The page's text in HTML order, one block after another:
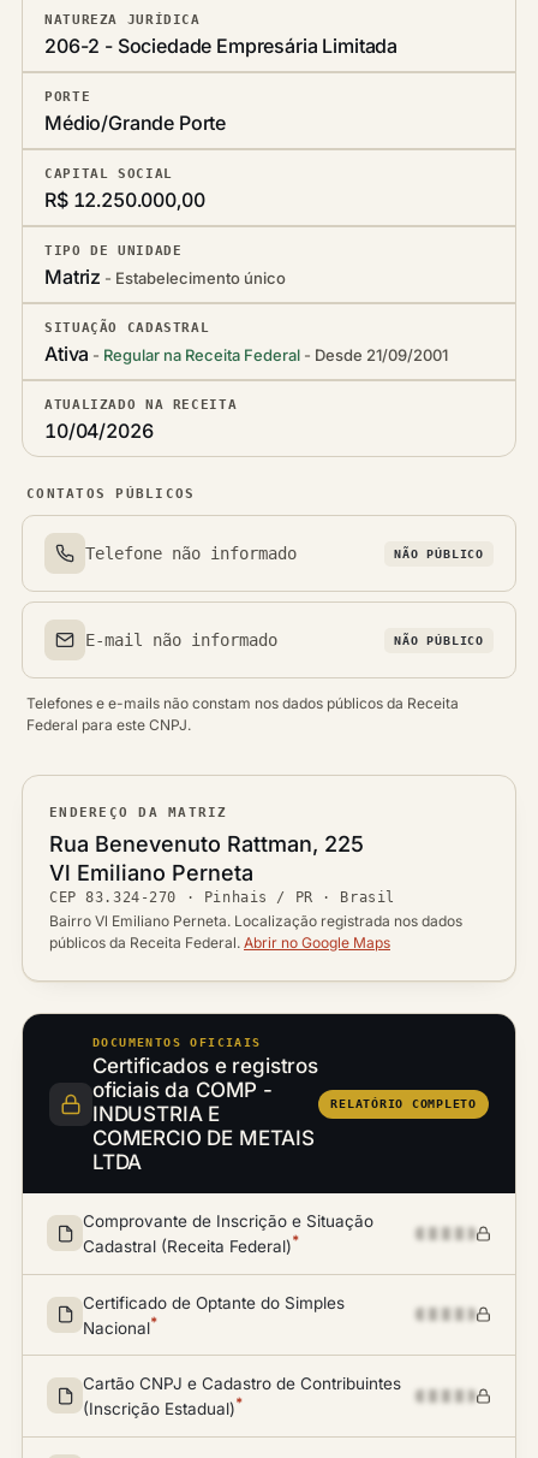
NATUREZA JURÍDICA
206-2 - Sociedade Empresária Limitada
PORTE
Médio/Grande Porte
CAPITAL SOCIAL
R$ 12.250.000,00
TIPO DE UNIDADE
Matriz Estabelecimento único
SITUAÇÃO CADASTRAL
Ativa Regular na Receita Federal Desde 21/09/2001
ATUALIZADO NA RECEITA
10/04/2026
CONTATOS PÚBLICOS
Telefone(s)
Telefone não informado NÃO PÚBLICO
Email(s)
E-mail não informado NÃO PÚBLICO
Telefones e e-mails não constam nos dados públicos da Receita
Federal para este CNPJ.
ENDEREÇO DA MATRIZ
Logradouro
Rua Benevenuto Rattman, 225
Bairro
Vl Emiliano Perneta
CEP
CEP83.324-270 ·
Cidade / UF
Pinhais / PR · Brasil
Ver localização no mapa
Bairro Vl Emiliano Perneta. Localização registrada nos dados
públicos da Receita Federal. Abrir no Google Maps
DOCUMENTOS OFICIAIS
Certificados e registros
oficiais da COMP -
INDUSTRIA E
COMERCIO DE METAIS
LTDA
RELATÓRIO COMPLETO
Comprovante de Inscrição e Situação
Cadastral (Receita Federal)*
Certificado de Optante do Simples
Nacional*
Cartão CNPJ e Cadastro de Contribuintes
(Inscrição Estadual)*